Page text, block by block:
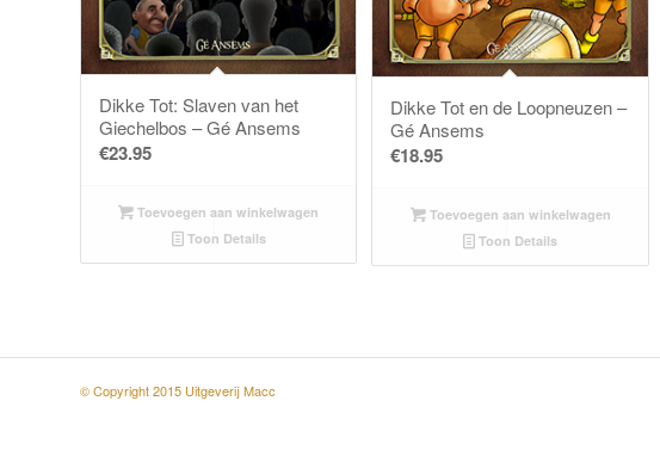
Dikke Tot: Slaven van het
Giechelbos – Gé Ansems
€23.95
Toevoegen aan winkelwagen
Toon Details
Dikke Tot en de Loopneuzen –
Gé Ansems
€18.95
Toevoegen aan winkelwagen
Toon Details
© Copyright 2015 Uitgeverij Macc